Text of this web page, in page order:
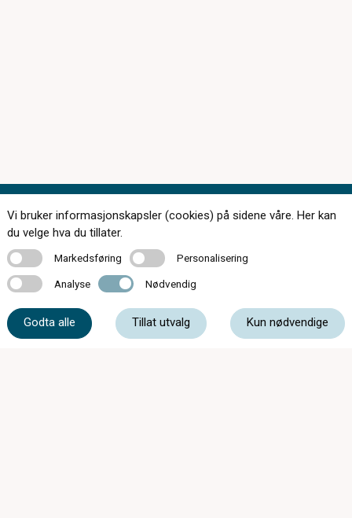
Kontakt oss
Vi bruker informasjonskapsler (cookies) på sidene våre. Her kan
du velge hva du tillater.
MarkedsføringMarkedsføring PersonaliseringPersonalisering
Analyse Analyse Nødvendig Nødvendig
Godta alle Tillat utvalg Kun nødvendige